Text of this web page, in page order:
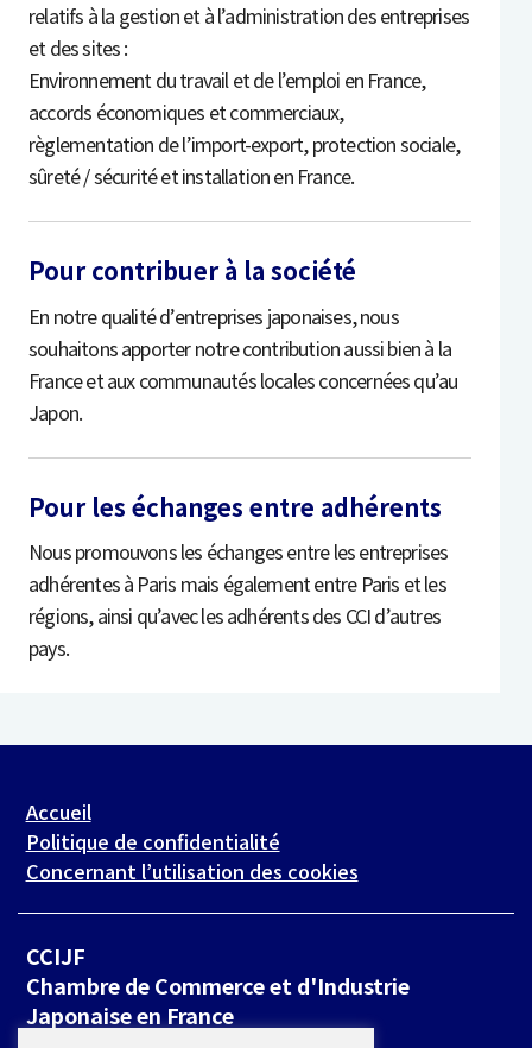
relatifs à la gestion et à l’administration des entreprises
et des sites :
Environnement du travail et de l’emploi en France,
accords économiques et commerciaux,
règlementation de l’import-export, protection sociale,
sûreté / sécurité et installation en France.
Pour contribuer à la société
En notre qualité d’entreprises japonaises, nous
souhaitons apporter notre contribution aussi bien à la
France et aux communautés locales concernées qu’au
Japon.
Pour les échanges entre adhérents
Nous promouvons les échanges entre les entreprises
adhérentes à Paris mais également entre Paris et les
régions, ainsi qu’avec les adhérents des CCI d’autres
pays.
Accueil
Politique de confidentialité
Concernant l’utilisation des cookies
CCIJF
Chambre de Commerce et d'Industrie
Japonaise en France